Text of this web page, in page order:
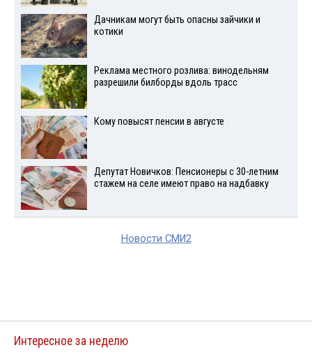
Дачникам могут быть опасны зайчики и
котики
Реклама местного розлива: винодельням
разрешили билборды вдоль трасс
Кому повысят пенсии в августе
Депутат Новичков: Пенсионеры с 30-летним
стажем на селе имеют право на надбавку
Новости СМИ2
Интересное за неделю